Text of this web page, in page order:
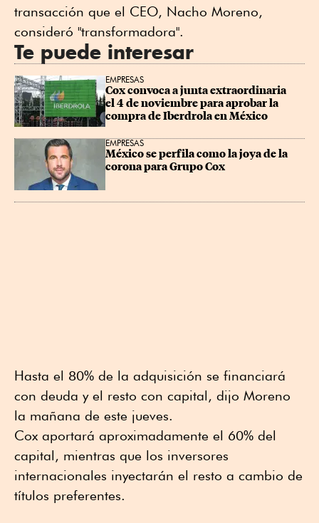
transacción que el CEO, Nacho Moreno,
consideró "transformadora".
Te puede interesar
EMPRESAS
Cox convoca a junta extraordinaria
el 4 de noviembre para aprobar la
compra de Iberdrola en México
EMPRESAS
México se perfila como la joya de la
corona para Grupo Cox
Hasta el 80% de la adquisición se financiará
con deuda y el resto con capital, dijo Moreno
la mañana de este jueves.
Cox aportará aproximadamente el 60% del
capital, mientras que los inversores
internacionales inyectarán el resto a cambio de
títulos preferentes.